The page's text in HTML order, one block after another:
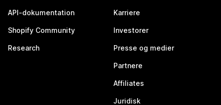
API-dokumentation
Shopify Community
Research
Karriere
Investorer
Presse og medier
Partnere
Affiliates
Juridisk